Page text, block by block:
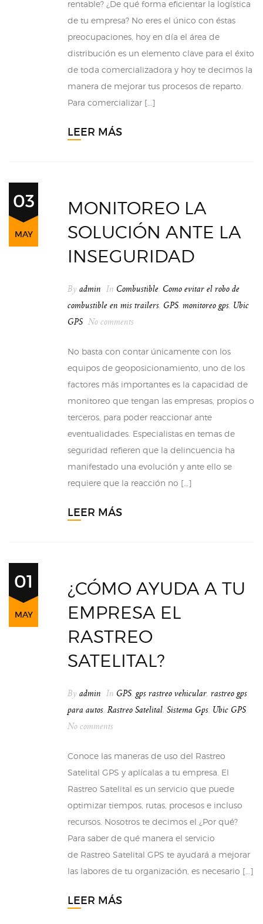
rentable? ¿De qué forma eficientar la logística
de tu empresa? No eres el único con éstas
preocupaciones, hoy en día el área de
distribución es un elemento clave para el éxito
de toda comercializadora y hoy te decimos la
manera de mejorar tus procesos de reparto.
Para comercializar […]
LEER MÁS
03
MAY
MONITOREO LA
SOLUCIÓN ANTE LA
INSEGURIDAD
By admin In Combustible, Como evitar el robo de
combustible en mis trailers, GPS, monitoreo gps, Ubic
GPS No comments
No basta con contar únicamente con los
equipos de geoposicionamiento, uno de los
factores más importantes es la capacidad de
monitoreo que tengan las empresas, propios o
terceros, para poder reaccionar ante
eventualidades. Especialistas en temas de
seguridad refieren que la delincuencia ha
manifestado una evolución y ante ello se
requiere que la reacción no […]
LEER MÁS
01
MAY
¿CÓMO AYUDA A TU
EMPRESA EL
RASTREO
SATELITAL?
By admin In GPS, gps rastreo vehicular, rastreo gps
para autos, Rastreo Satelital, Sistema Gps, Ubic GPS
No comments
Conoce las maneras de uso del Rastreo
Satelital GPS y aplícalas a tu empresa. El
Rastreo Satelital es un servicio que puede
optimizar tiempos, rutas, procesos e incluso
recursos. Nosotros te decimos el ¿Por qué?
Para saber de qué manera el servicio
de Rastreo Satelital GPS te ayudará a mejorar
las labores de tu organización, es necesario […]
LEER MÁS